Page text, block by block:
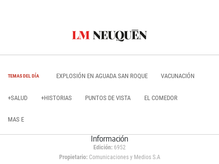
TEMAS DEL DÍA EXPLOSIÓN EN AGUADA SAN ROQUE VACUNACIÓN
+SALUD +HISTORIAS PUNTOS DE VISTA EL COMEDOR
MAS E
Información
Edición: 6952
Propietario:Comunicaciones y Medios S.A